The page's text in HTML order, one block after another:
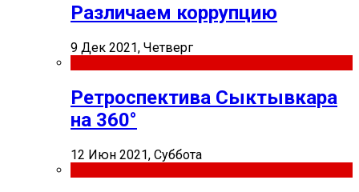
Различаем коррупцию
9 Дек 2021, Четверг
Ретроспектива Сыктывкара
на 360°
12 Июн 2021, Суббота